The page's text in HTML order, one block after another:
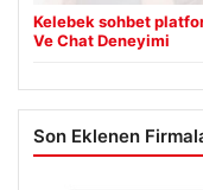
Kelebek sohbet
Ve Chat Deneyimi
Son Eklenen